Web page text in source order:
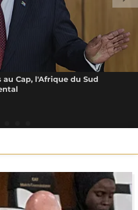
Cap, l'Afrique du Sud